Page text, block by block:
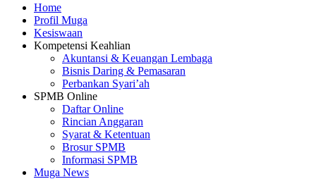
Home
Profil Muga
Kesiswaan
Kompetensi Keahlian
Akuntansi & Keuangan Lembaga
Bisnis Daring & Pemasaran
Perbankan Syari’ah
SPMB Online
Daftar Online
Rincian Anggaran
Syarat & Ketentuan
Brosur SPMB
Informasi SPMB
Muga News